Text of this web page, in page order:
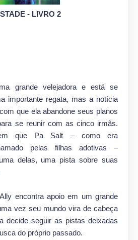
- LIVRO 2
grande velejadora e está se
importante regata, mas a notícia
que ela abandone seus planos
se reunir com as cinco irmãs.
que Pa Salt – como era
pelas filhas adotivas –
delas, uma pista sobre suas
encontra apoio em um grande
vez seu mundo vira de cabeça
decide seguir as pistas deixadas
do próprio passado.